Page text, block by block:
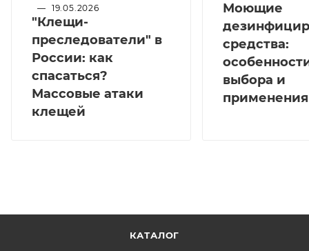
— 19.05.2026
"Клещи-
преследователи" в
России: как
спасаться?
Массовые атаки
клещей
Моющие
средства:
выбора и
применения
КАТАЛОГ